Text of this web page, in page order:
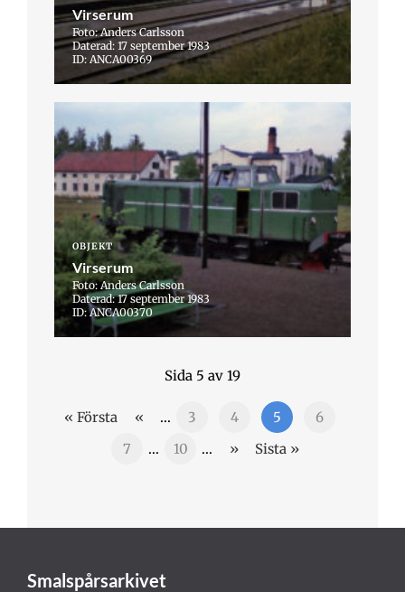
Virserum
Foto: Anders Carlsson
Daterad: 17 september 1983
ID: ANCA00369
OBJEKT
Virserum
Foto: Anders Carlsson
Daterad: 17 september 1983
ID: ANCA00370
Sida 5 av 19
« Första « ... 3 4 5
6
7
... 10 ... » Sista »
Smalspårsarkivet